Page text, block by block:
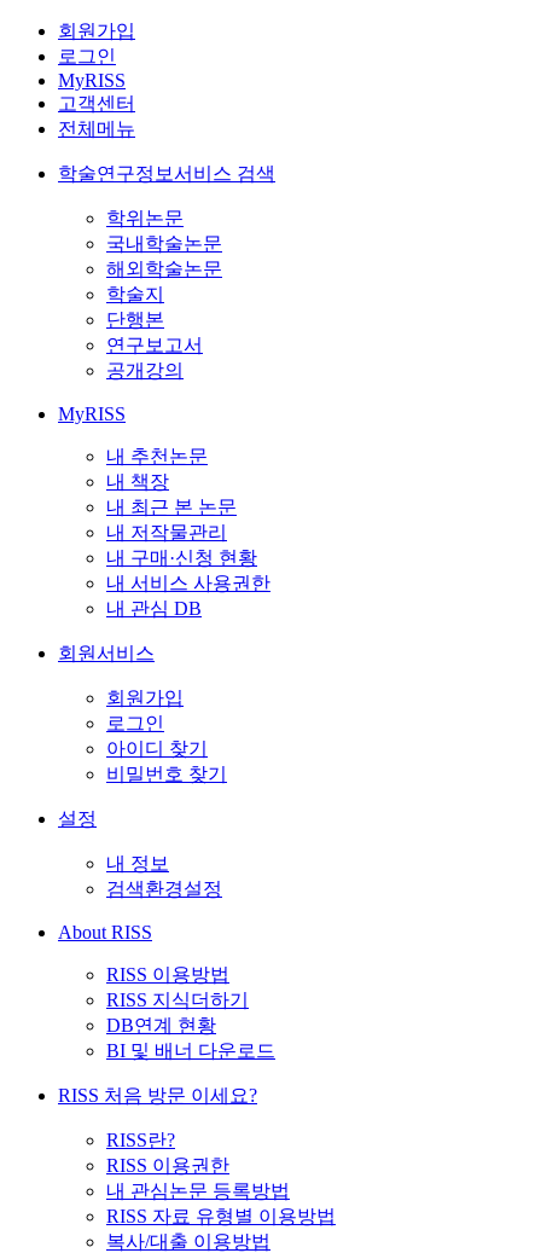
회원가입
로그인
MyRISS
고객센터
전체메뉴
학술연구정보서비스 검색
학위논문
국내학술논문
해외학술논문
학술지
단행본
연구보고서
공개강의
MyRISS
내 추천논문
내 책장
내 최근 본 논문
내 저작물관리
내 구매·신청 현황
내 서비스 사용권한
내 관심 DB
회원서비스
회원가입
로그인
아이디 찾기
비밀번호 찾기
설정
내 정보
검색환경설정
About RISS
RISS 이용방법
RISS 지식더하기
DB연계 현황
BI 및 배너 다운로드
RISS 처음 방문 이세요?
RISS란?
RISS 이용권한
내 관심논문 등록방법
RISS 자료 유형별 이용방법
복사/대출 이용방법